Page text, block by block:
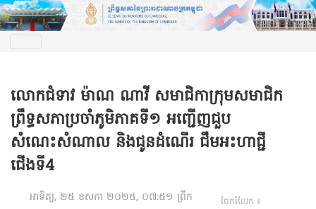
លោកជំទាវ ម៉ាណ ណាវី សមាជិកាក្រុមសមាជិក
ព្រឹទ្ធសភាប្រចាំភូមិភាគទី១ អញ្ជើញជួប
សំណេះសំណាល និងជូនដំណើរ ជឹមអះហាជ្ជី
ជើងទី4
អាទិត្យ, ២៥ ឧសភា ២០២៥, ០៧:៥១ ព្រឹក ចែករំលែក ៖